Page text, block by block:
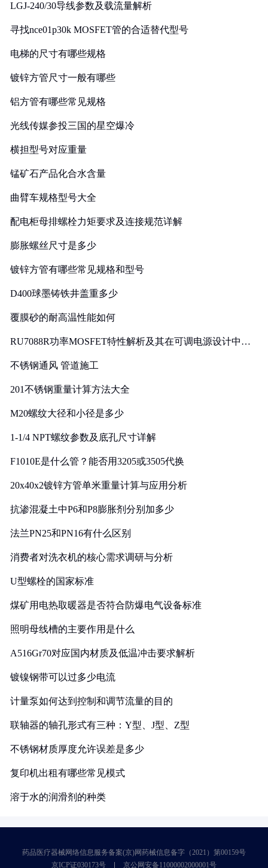
LGJ-240/30导线参数及载流量解析
寻找nce01p30k MOSFET管的合适替代型号
电梯的尺寸有哪些规格
镀锌方管尺寸一般有哪些
铝方管有哪些常见规格
光线传媒参投三国的星空爆冷
横担型号对应重量
锰矿石产品化合水含量
曲臂车规格型号大全
配电柜母排螺栓力矩要求及连接规范详解
膨胀螺丝尺寸是多少
镀锌方管有哪些常见规格和型号
D400球墨铸铁井盖重多少
覆膜砂的耐高温性能如何
RU7088R功率MOSFET特性解析及其在可调电源设计中的
不锈钢通风 管道施工
201不锈钢重量计算方法大全
M20螺纹大径和小径是多少
1-1/4 NPT螺纹参数及底孔尺寸详解
F1010E是什么管？能否用3205或3505代换
20x40x2镀锌方管单米重量计算与应用分析
抗渗混凝土中P6和P8膨胀剂分别加多少
法兰PN25和PN16有什么区别
消费者对洗衣机的核心需求调研与分析
U型螺栓的国家标准
煤矿用电热取暖器是否符合防爆电气设备标准
照明母线槽的主要作用是什么
A516Gr70对应国内材质及低温冲击要求解析
镀镍钢带可以过多少电流
计量泵如何达到控制和调节流量的目的
联轴器的轴孔形式有三种：Y型、J型、Z型
不锈钢材质厚度允许误差是多少
复印机出租有哪些常见模式
溶于水的润滑剂的种类
药品医疗器械网络信息服务备案(京)网药械信息备字（2021）第00159号
京ICP证030173号
京公网安备11000002000001号